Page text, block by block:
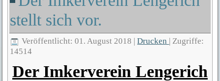
stellt sich vor.
Veröffentlicht: 01. August 2018 |Drucken
Zugriffe:
14514
Der Imkerverein Lengerich